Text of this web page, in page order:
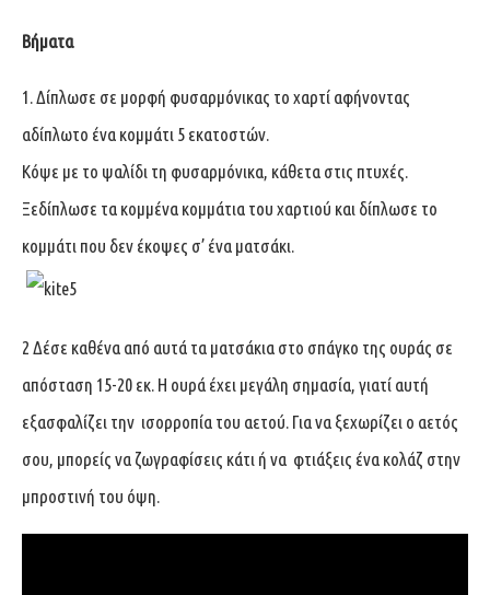
Βήματα
1. Δίπλωσε σε μορφή φυσαρμόνικας το χαρτί αφήνοντας
αδίπλωτο ένα κομμάτι 5 εκατοστών.
Κόψε με το ψαλίδι τη φυσαρμόνικα, κάθετα στις πτυχές.
Ξεδίπλωσε τα κομμένα κομμάτια του χαρτιού και δίπλωσε το
κομμάτι που δεν έκοψες σ’ ένα ματσάκι.
2 Δέσε καθένα από αυτά τα ματσάκια στο σπάγκο της ουράς σε
απόσταση 15-20 εκ. H ουρά έχει μεγάλη σημασία, γιατί αυτή
εξασφαλίζει την ισορροπία του αετού. Για να ξεχωρίζει ο αετός
σου, μπορείς να ζωγραφίσεις κάτι ή να φτιάξεις ένα κολάζ στην
μπροστινή του όψη.